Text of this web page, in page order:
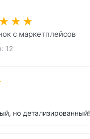
★ ★ ★
с маркетплейсов
12
но детализированный!